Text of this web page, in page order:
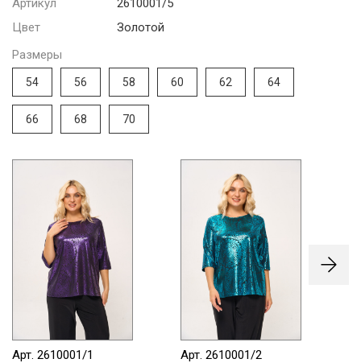
Артикул
2610001/5
Цвет
Золотой
Размеры
54 56 58 60 62 64
66 68 70
Арт. 2610001/1 Арт. 2610001/2